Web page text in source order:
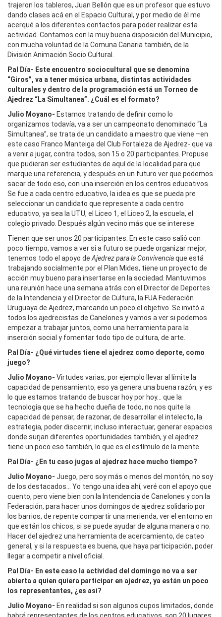
trajeron los tableros, Juan Bellón que es un profesor que estuvo
dando clases acá en el Espacio Cultural, y por medio de él me
acerqué a los diferentes contactos para poder realizar esta
actividad. Contamos con la muy buena disposición del Municipio,
con mucha voluntad de la Comuna Canaria también, de la
División Animación Socio Cultural.
P.al Día- Este encuentro sociocultural que se denomina
“Giros”, va a tener música urbana, distintas actividades
culturales y dentro de la programación está un Torneo de
Ajedrez “La Simultanea”. ¿Cuál es el formato?
Julio Moyano- Estamos tratando de definir como lo
organizamos todavía, va a ser un campeonato denominado “La
Simultanea”, se trata de un candidato a maestro que viene –en
este caso Franco Manteiga del Club Fortaleza de Ajedrez- que va
a venir a jugar, contra todos, son 15 o 20 participantes. Propuse
que pudieran ser estudiantes de aquí de la localidad para que
marque una referencia, y después en un futuro ver que podemos
sacar de todo eso, con una inserción en los centros educativos.
Se fue a cada centro educativo, la idea es que se pueda pre
seleccionar un candidato que represente a cada centro
educativo, ya sea la UTU, el Liceo 1, el Liceo 2, la escuela, el
colegio privado. Después algún vecino más que se interese.
Tienen que ser unos 20 participantes. En este caso salió con
poco tiempo, vamos a ver si a futuro se puede organizar mejor,
tenemos todo el apoyo deAjedrez para la Convivenciaque está
trabajando socialmente por el Plan Mides, tiene un proyecto de
acción muy bueno para insertarse en la sociedad. Mantuvimos
una reunión hace una semana atrás con el Director de Deportes
de la Intendencia y el Director de Cultura, la FUA Federación
Uruguaya de Ajedrez, marcando un poco el objetivo. Se invitó a
todos los ajedrecistas de Canelones y vamos a ver si podemos
empezar a trabajar juntos, como una herramienta para la
inserción social y fomentar todo tipo de cultura, de arte.
P.al Día- ¿Qué virtudes tiene el ajedrez como deporte, como
juego?
Julio Moyano- Virtudes varias, por ejemplo llevar al límite la
capacidad de pensamiento, eso ya genera una buena razón, y es
lo que estamos tratando de buscar hoy por hoy… que la
tecnología que se ha hecho dueña de todo, no nos quite la
capacidad de pensar, de razonar, de desarrollar el intelecto, la
estrategia, poder discernir, incluso interactuar, generar espacios
donde surjan diferentes oportunidades también, y el ajedrez
tiene un poco eso también, lo que es el estímulo de la mente.
P.al Día- ¿En tu caso jugas al ajedrez hace mucho tiempo?
Julio Moyano- Juego, pero soy más o menos del montón, no soy
de los destacados… Yo tengo una idea ahí, veré con el apoyo que
cuento, pero viene bien con la Intendencia de Canelones y con la
Federación, para hacer unos domingos de ajedrez solidario por
los barrios, de repente compartir una merienda, ver el entorno en
que están los chicos, si se puede ayudar de alguna manera o no.
Hacer del ajedrez una herramienta de acercamiento, de cateo
general, y si la respuesta es buena, que haya participación, poder
llegar a competir a nivel oficial.
P.al Día- En este caso la actividad del domingo no va a ser
abierta a quien quiera participar en ajedrez, ya están un poco
los representantes, ¿es así?
Julio Moyano- En realidad si son algunos cupos limitados, donde